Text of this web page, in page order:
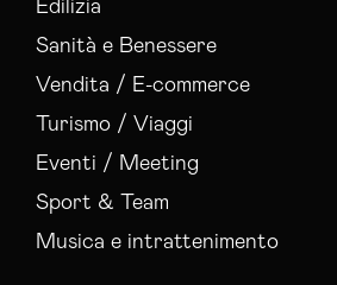
Edilizia
Sanità e Benessere
Vendita / E-commerce
Turismo / Viaggi
Eventi / Meeting
Sport & Team
Musica e intrattenimento